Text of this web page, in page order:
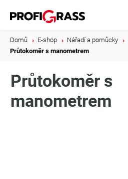
Domů E-shop Nářadí a pomůcky
Průtokoměr s manometrem
Průtokoměr s
manometrem